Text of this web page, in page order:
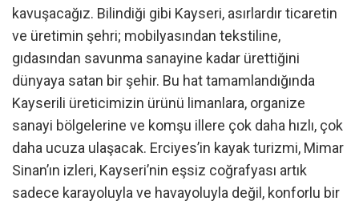
kavuşacağız. Bilindiği gibi Kayseri, asırlardır ticaretin
ve üretimin şehri; mobilyasından tekstiline,
gıdasından savunma sanayine kadar ürettiğini
dünyaya satan bir şehir. Bu hat tamamlandığında
Kayserili üreticimizin ürünü limanlara, organize
sanayi bölgelerine ve komşu illere çok daha hızlı, çok
daha ucuza ulaşacak. Erciyes’in kayak turizmi, Mimar
Sinan’ın izleri, Kayseri’nin eşsiz coğrafyası artık
sadece karayoluyla ve havayoluyla değil, konforlu bir